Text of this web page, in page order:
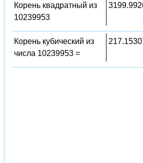
Корень квадратный из
10239953
Корень кубический из
числа 10239953 =